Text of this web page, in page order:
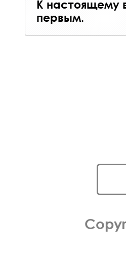
К настоящему
первым.